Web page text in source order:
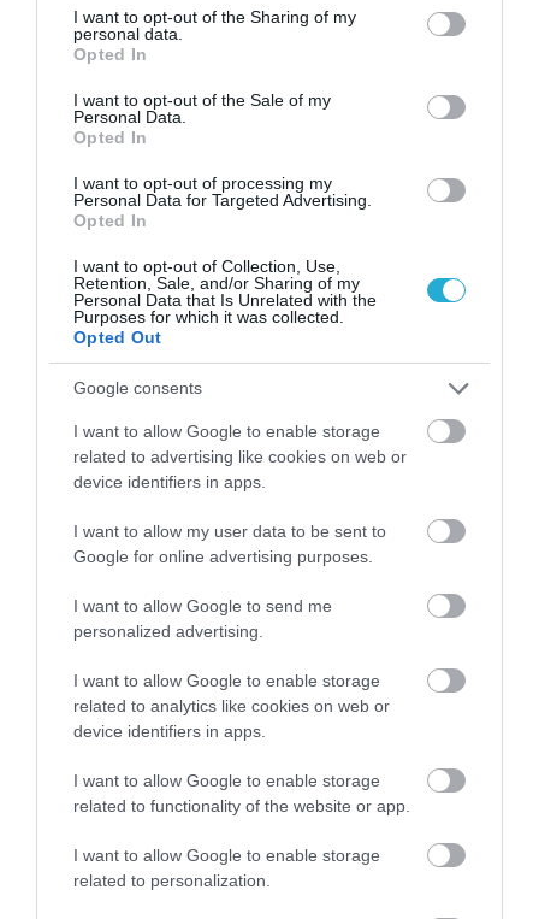
not limited to your visit or usage behaviour. You may click to
grant or deny consent to Google and its third-party tags to
use your data for below specified purposes in below Google
consent section.
I want to opt-out of the Sharing of my
personal data.
Opted In
I want to opt-out of the Sale of my
Personal Data.
Opted In
I want to opt-out of processing my
Personal Data for Targeted Advertising.
Opted In
I want to opt-out of Collection, Use,
Retention, Sale, and/or Sharing of my
Personal Data that Is Unrelated with the
Purposes for which it was collected.
Opted Out
Google consents
I want to allow Google to enable storage
related to advertising like cookies on web or
device identifiers in apps.
I want to allow my user data to be sent to
Google for online advertising purposes.
I want to allow Google to send me
personalized advertising.
I want to allow Google to enable storage
related to analytics like cookies on web or
device identifiers in apps.
I want to allow Google to enable storage
related to functionality of the website or app.
I want to allow Google to enable storage
related to personalization.
Πρόσφατα Επεισόδια
Τεμπονέρας στο
pagenews.gr: «Η
χώρα δεν
αντέχει άλλη
επταετία»–Τι
είπε για
ΟΠΕΚΕΠΕ,Τσίπρα
39 min
Ειρήνη
pagenews.gr:
«Το
"ΠΡΟΛΑΜΒΑΝΩ"
Από Σεπτέμβριο
συνεχίζουμε πιο
15.07.2026 | 20:21
Θεμιστοκλέους
pagenews.gr: